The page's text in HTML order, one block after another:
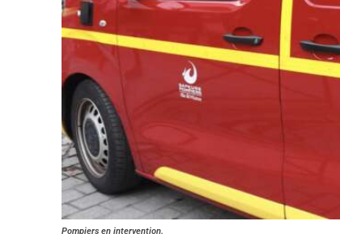
Pompiers en intervention.